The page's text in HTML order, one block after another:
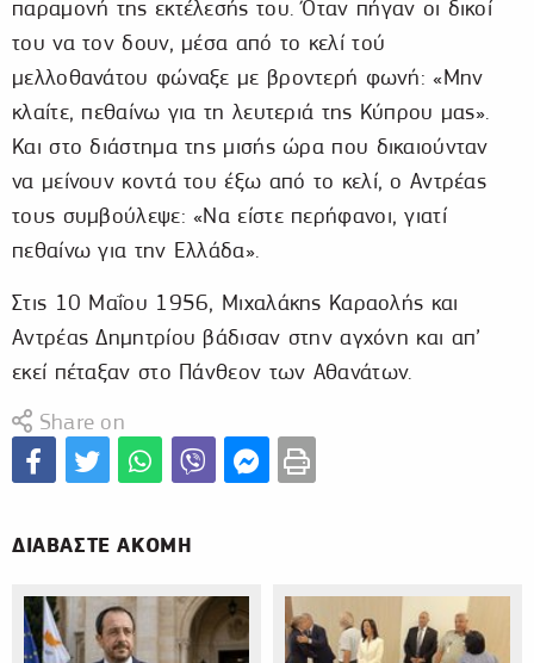
παραμονή της εκτέλεσής του. Όταν πήγαν οι δικοί
του να τον δουν, μέσα από το κελί τού
μελλοθανάτου φώναξε με βροντερή φωνή: «Μην
κλαίτε, πεθαίνω για τη λευτεριά της Κύπρου μας».
Και στο διάστημα της μισής ώρα που δικαιούνταν
να μείνουν κοντά του έξω από το κελί, ο Αντρέας
τους συμβούλεψε: «Να είστε περήφανοι, γιατί
πεθαίνω για την Ελλάδα».
Στις 10 Μαΐου 1956, Μιχαλάκης Καραολής και
Αντρέας Δημητρίου βάδισαν στην αγχόνη και απ’
εκεί πέταξαν στο Πάνθεον των Αθανάτων.
Share on
ΔΙΑΒΑΣΤΕ ΑΚΟΜΗ